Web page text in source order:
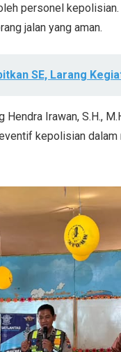
personel kepolisian.
jalan yang aman.
SE, Larang
Irawan, S.H.,
kepolisian